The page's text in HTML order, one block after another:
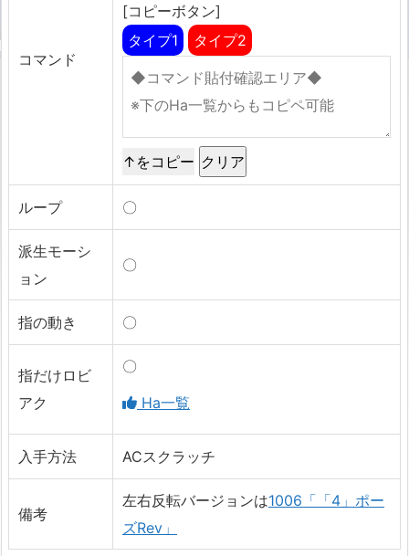
コマンド
[コピーボタン]
タイプ1
タイプ2
↑をコピー
ループ 〇
派生モーシ
ョン
〇
指の動き 〇
指だけロビ
アク
〇
Ha一覧
入手方法 ACスクラッチ
備考
左右反転バージョンは1006「「4」ポー
ズRev」